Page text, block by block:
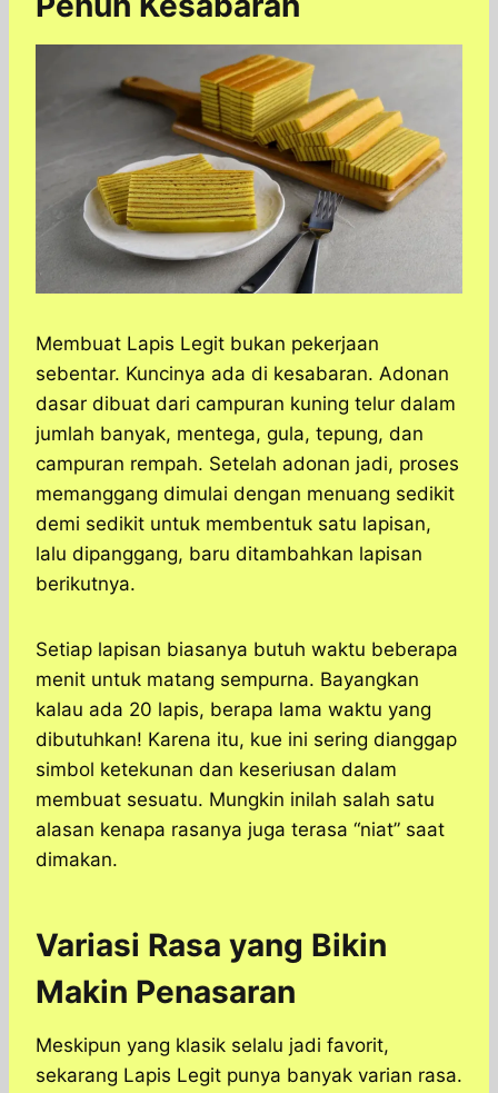
Membuat Lapis Legit bukan pekerjaan
sebentar. Kuncinya ada di kesabaran. Adonan
dasar dibuat dari campuran kuning telur dalam
jumlah banyak, mentega, gula, tepung, dan
campuran rempah. Setelah adonan jadi, proses
memanggang dimulai dengan menuang sedikit
demi sedikit untuk membentuk satu lapisan,
lalu dipanggang, baru ditambahkan lapisan
berikutnya.
Setiap lapisan biasanya butuh waktu beberapa
menit untuk matang sempurna. Bayangkan
kalau ada 20 lapis, berapa lama waktu yang
dibutuhkan! Karena itu, kue ini sering dianggap
simbol ketekunan dan keseriusan dalam
membuat sesuatu. Mungkin inilah salah satu
alasan kenapa rasanya juga terasa “niat” saat
dimakan.
Variasi Rasa yang Bikin
Makin Penasaran
Meskipun yang klasik selalu jadi favorit,
sekarang Lapis Legit punya banyak varian rasa.